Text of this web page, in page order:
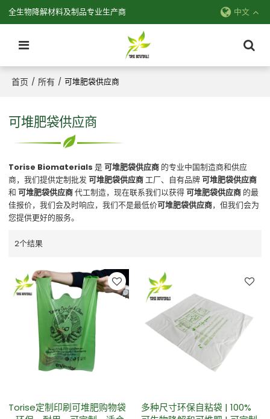
全生物降解材料及制品专业生产商 中文
首页 / 所有 / 可堆肥袋供应商
可堆肥袋供应商
Torise Biomaterials 是可堆肥袋供应商 的专业中国制造商和供应
商，我们提供定制批发可堆肥袋供应商工厂、自有品牌可堆肥袋供应商
和可堆肥袋供应商代工制造，现在联系我们以获得可堆肥袋供应商 的最
佳报价，我们会及时响应，我们不是最低价可堆肥袋供应商，但我们会为
您提供更好的服务。
2个结果
Torise定制印刷可堆肥购物袋
多种尺寸环保自粘袋 | 100%